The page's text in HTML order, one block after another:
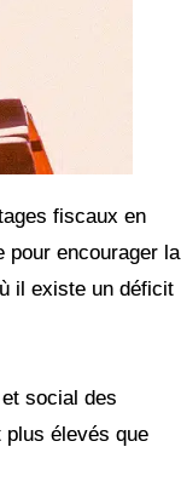
fiscaux en
pour encourager la
il existe un déficit
social des
plus élevés que